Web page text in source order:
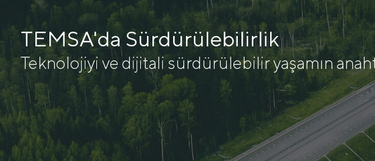
TEMSA'da Sürdürülebilirlik
Teknolojiyi ve dijitali sürdürülebilir yaşamın